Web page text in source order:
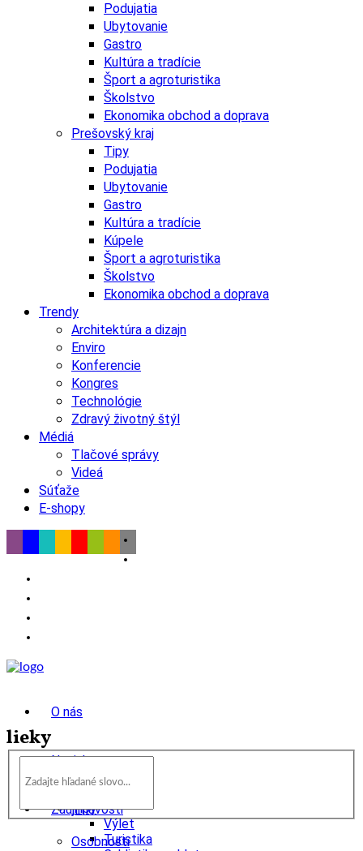
Podujatia
Ubytovanie
Gastro
Kultúra a tradície
Šport a agroturistika
Školstvo
Ekonomika obchod a doprava
Prešovský kraj
Tipy
Podujatia
Ubytovanie
Gastro
Kultúra a tradície
Kúpele
Šport a agroturistika
Školstvo
Ekonomika obchod a doprava
Trendy
Architektúra a dizajn
Enviro
Konferencie
Kongres
Technológie
Zdravý životný štýl
Médiá
Tlačové správy
Videá
Súťaže
E-shopy
O nás
Novinky
Tipy
Výlet
Turistika
Zaujímavosti
Osobnosti
lieky